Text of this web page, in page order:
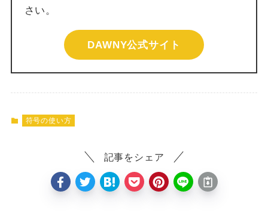
さい。
DAWNY公式サイト
符号の使い方
記事をシェア